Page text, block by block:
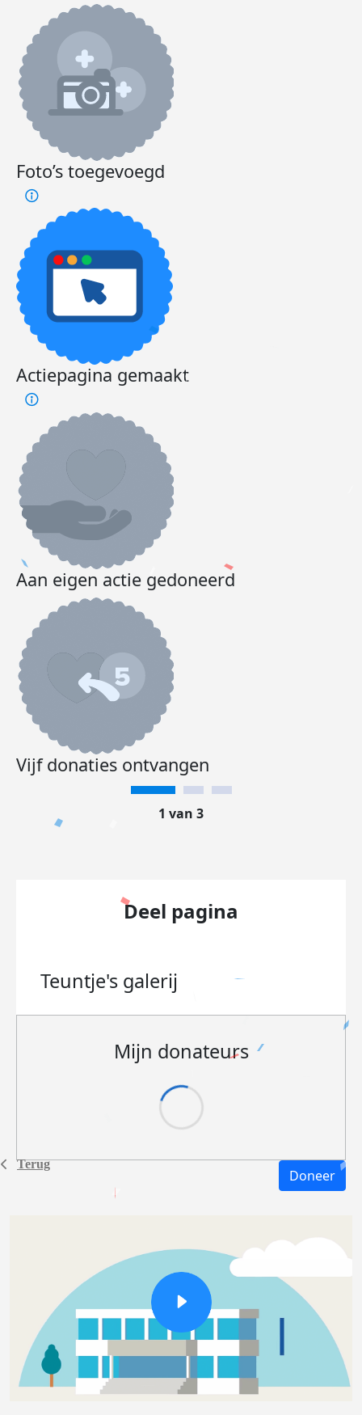
Terug
Foto’s toegevoegd
Actiepagina gemaakt
Aan eigen actie gedoneerd
Vijf donaties ontvangen
1 van 3
Deel pagina
Teuntje's galerij
Mijn donateurs
Doneer